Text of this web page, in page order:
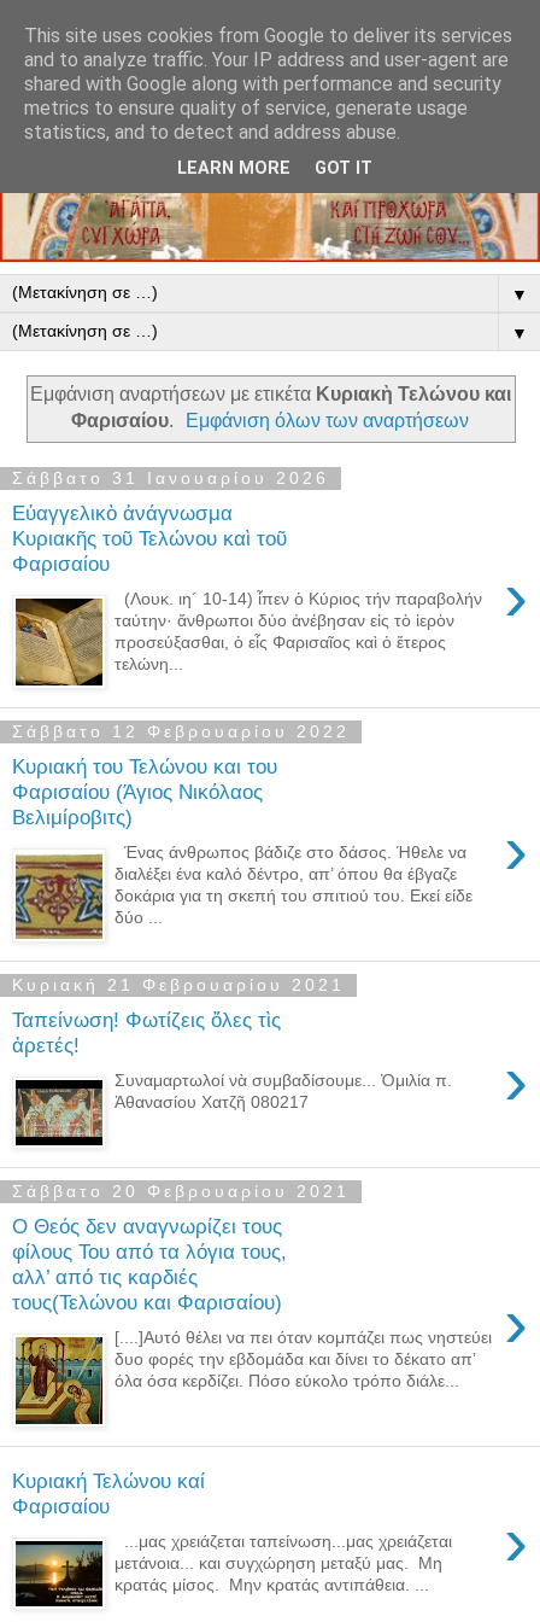
▼
▼
Εμφάνιση αναρτήσεων με ετικέτα Κυριακὴ Τελώνου και
Φαρισαίου. Εμφάνιση όλων των αναρτήσεων
Σάββατο 31 Ιανουαρίου 2026
Εὐαγγελικὸ ἀνάγνωσμα
Κυριακῆς τοῦ Τελώνου καὶ τοῦ
Φαρισαίου
›
(Λουκ. ιη´ 10-14) ἶπεν ὁ Κύριος τήν παραβολήν
ταύτην· ἄνθρωποι δύο ἀνέβησαν εἰς τὸ ἱερὸν
προσεύξασθαι, ὁ εἷς Φαρισαῖος καὶ ὁ ἕτερος
τελώνη...
Σάββατο 12 Φεβρουαρίου 2022
Κυριακή του Τελώνου και του
Φαρισαίου (Άγιος Νικόλαος
Βελιμίροβιτς)
›
Ένας άνθρωπος βάδιζε στο δάσος. Ήθελε να
διαλέξει ένα καλό δέντρο, απ’ όπου θα έβγαζε
δοκάρια για τη σκεπή του σπιτιού του. Εκεί είδε
δύο ...
Κυριακή 21 Φεβρουαρίου 2021
Ταπείνωση! Φωτίζεις ὅλες τὶς
ἀρετές!
›
Συναμαρτωλοί νὰ συμβαδίσουμε... Ὁμιλία π.
Ἀθανασίου Χατζῆ 080217
Σάββατο 20 Φεβρουαρίου 2021
Ο Θεός δεν αναγνωρίζει τους
φίλους Του από τα λόγια τους,
αλλ’ από τις καρδιές
τους(Τελώνου και Φαρισαίου)
›
[....]Αυτό θέλει να πει όταν κομπάζει πως νηστεύει
δυο φορές την εβδομάδα και δίνει το δέκατο απ’
όλα όσα κερδίζει. Πόσο εύκολο τρόπο διάλε...
Κυριακή Τελώνου καί
Φαρισαίου
›
...μας χρειάζεται ταπείνωση...μας χρειάζεται
μετάνοια... και συγχώρηση μεταξύ μας. Μη
κρατάς μίσος. Μην κρατάς αντιπάθεια. ...
This site uses cookies from Google to deliver its services
and to analyze traffic. Your IP address and user-agent are
shared with Google along with performance and security
metrics to ensure quality of service, generate usage
statistics, and to detect and address abuse.
LEARN MORE GOT IT